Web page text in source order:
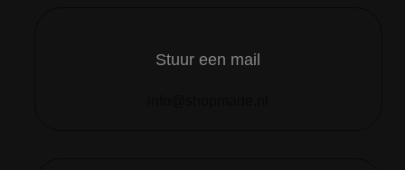
Stuur een mail